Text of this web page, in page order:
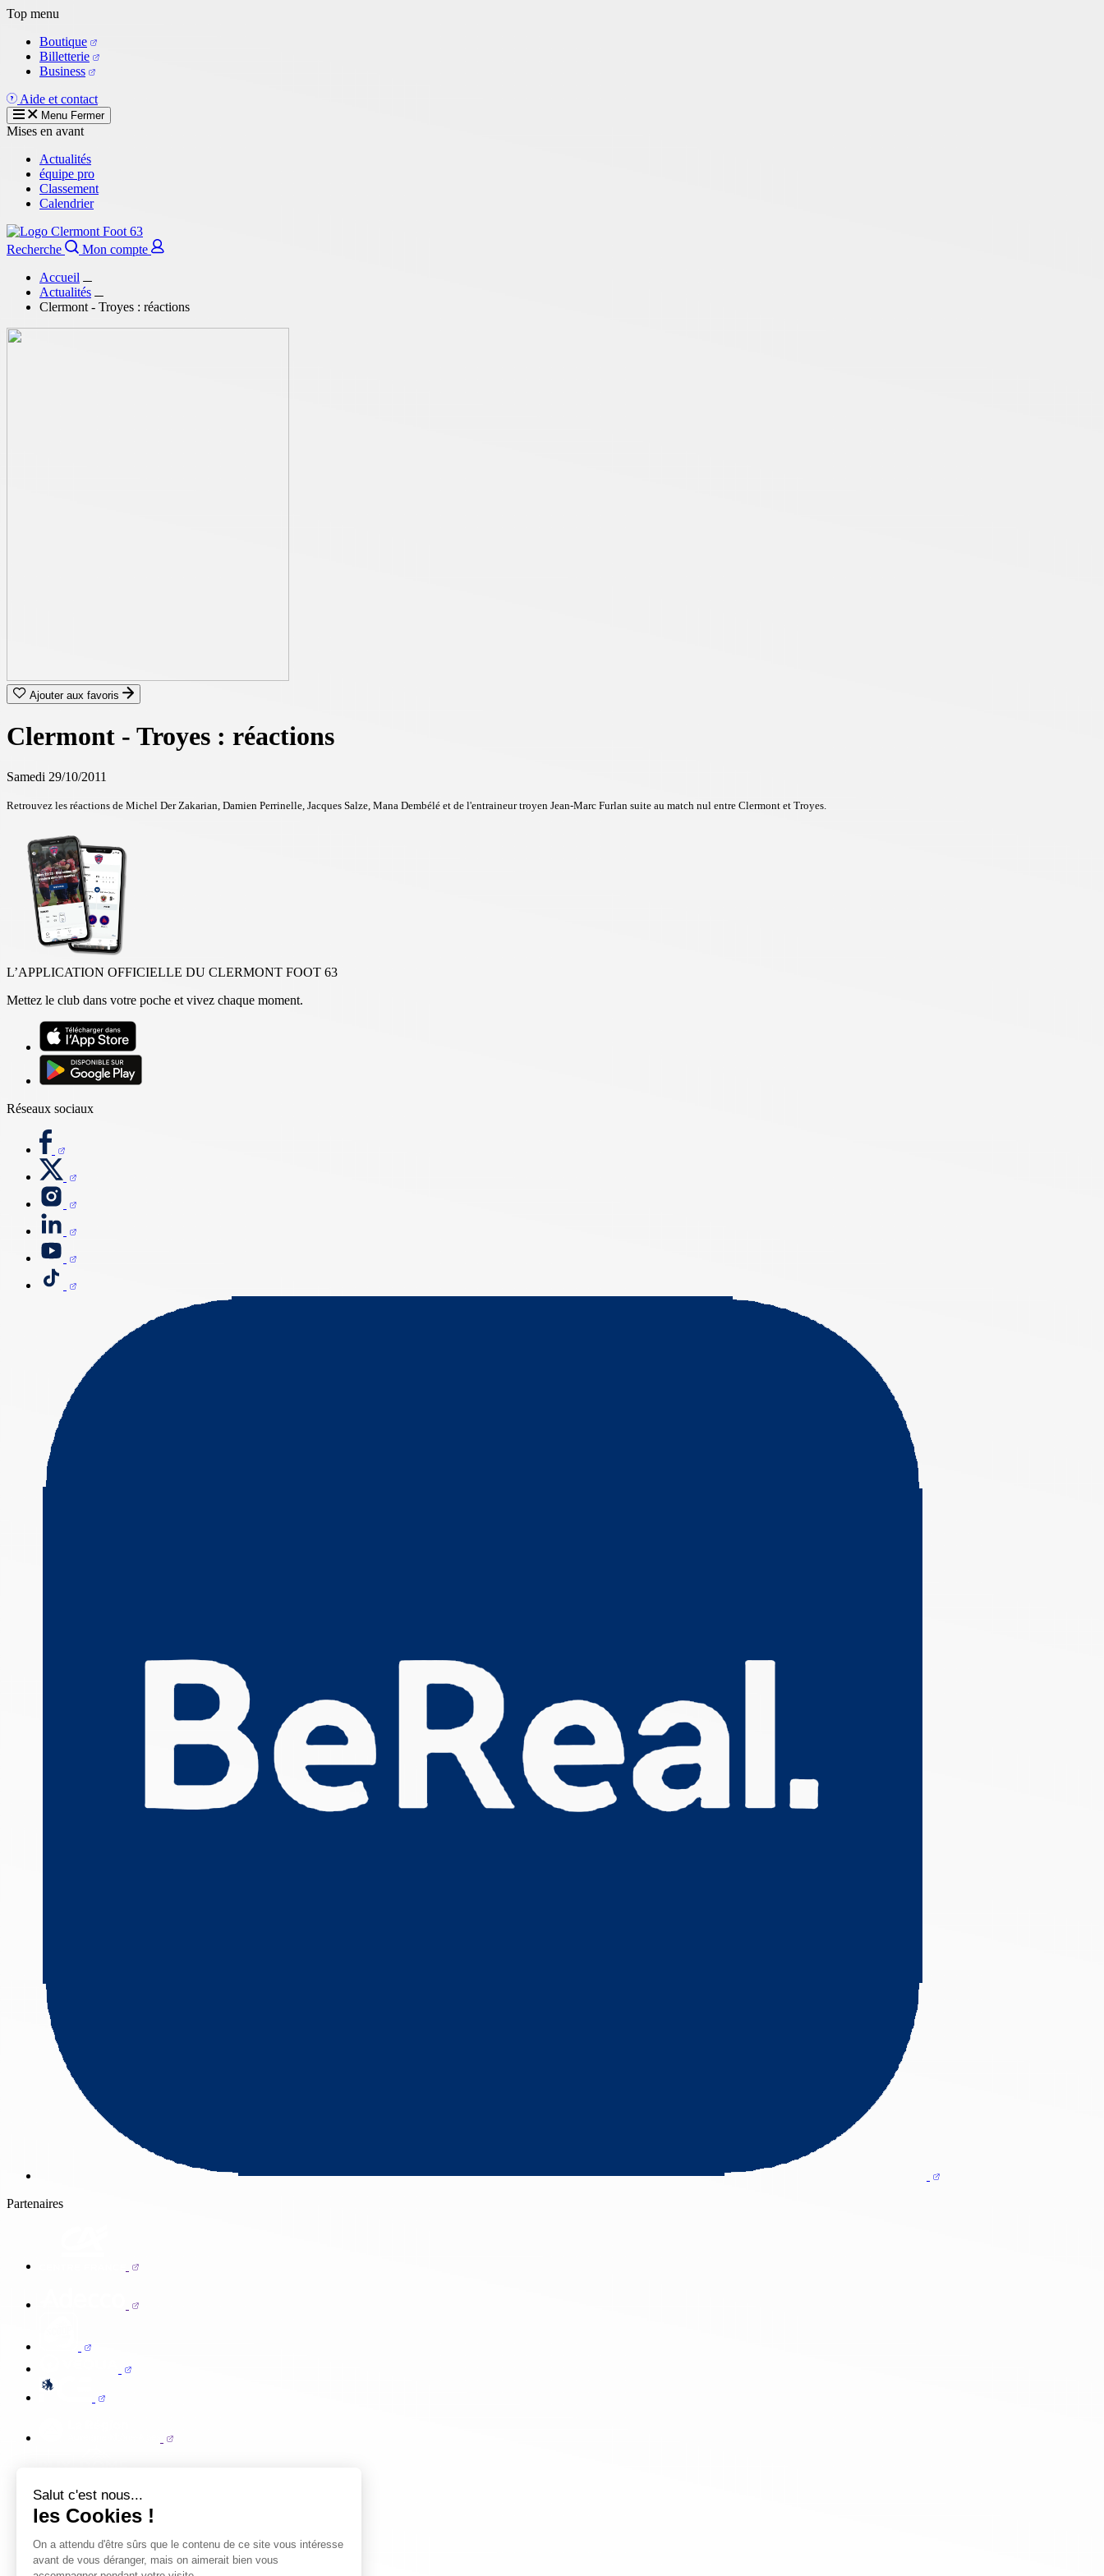
Salut c'est nous...
les Cookies !
On a attendu d'être sûrs que le contenu de ce site vous intéresse
avant de vous déranger, mais on aimerait bien vous
Aller
contenu
principal
Top menu
Boutique
Billetterie
Business
Aide et contact
Menu Fermer
Mises en avant
Actualités
équipe pro
Classement
Calendrier
Recherche
Mon compte
Accueil
Actualités
Clermont - Troyes : réactions
Ajouter aux favoris
Clermont - Troyes : réactions
Samedi 29/10/2011
Retrouvez les réactions de Michel Der Zakarian, Damien Perrinelle, Jacques Salze, Mana Dembélé et de l'entraineur troyen Jean-Marc Furlan suite au match nul entre Clermont et Troyes.
L’APPLICATION OFFICIELLE DU CLERMONT FOOT 63
Mettez le club dans votre poche et vivez chaque moment.
Réseaux sociaux
Partenaires